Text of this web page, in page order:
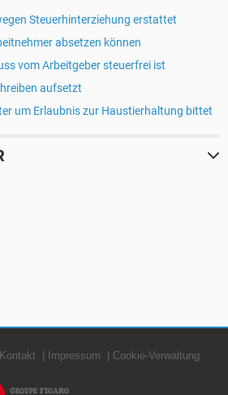
Steuerhinterziehung erstattet
absetzen können
vom Arbeitgeber steuerfrei ist
aufsetzt
um Erlaubnis zur Haustierhaltung bittet
Kontakt Impressum Cookie-Verwaltung